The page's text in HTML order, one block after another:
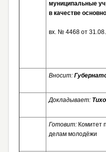
муниципальные
в качестве
вх. № 4468 от
Вносит:
Докладывает:
Готовит: Комитет
делам молодёжи